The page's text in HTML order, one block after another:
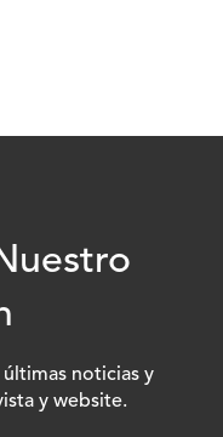
noticias y
y website.